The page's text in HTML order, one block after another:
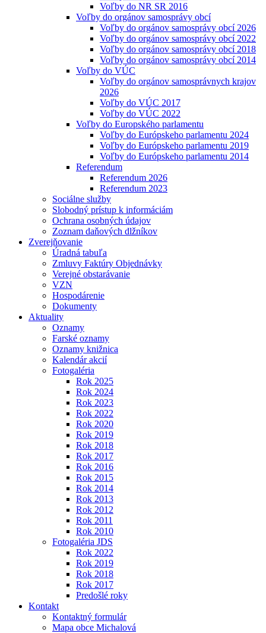
Voľby do NR SR 2016
Voľby do orgánov samosprávy obcí
Voľby do orgánov samosprávy obcí 2026
Voľby do orgánov samosprávy obcí 2022
Voľby do orgánov samosprávy obcí 2018
Voľby do orgánov samosprávy obcí 2014
Voľby do VÚC
Voľby do orgánov samosprávnych krajov
2026
Voľby do VÚC 2017
Voľby do VÚC 2022
Voľby do Europského parlamentu
Voľby do Európskeho parlamentu 2024
Voľby do Európskeho parlamentu 2019
Voľby do Európskeho parlamentu 2014
Referendum
Referendum 2026
Referendum 2023
Sociálne služby
Slobodný prístup k informáciám
Ochrana osobných údajov
Zoznam daňových dlžníkov
Zverejňovanie
Úradná tabuľa
Zmluvy Faktúry Objednávky
Verejné obstarávanie
VZN
Hospodárenie
Dokumenty
Aktuality
Oznamy
Farské oznamy
Oznamy knižnica
Kalendár akcií
Fotogaléria
Rok 2025
Rok 2024
Rok 2023
Rok 2022
Rok 2020
Rok 2019
Rok 2018
Rok 2017
Rok 2016
Rok 2015
Rok 2014
Rok 2013
Rok 2012
Rok 2011
Rok 2010
Fotogaléria JDS
Rok 2022
Rok 2019
Rok 2018
Rok 2017
Predošlé roky
Kontakt
Kontaktný formulár
Mapa obce Michalová